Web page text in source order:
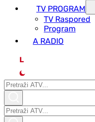
TV PROGRAM
ТV Raspored
Program
A RADIO
L